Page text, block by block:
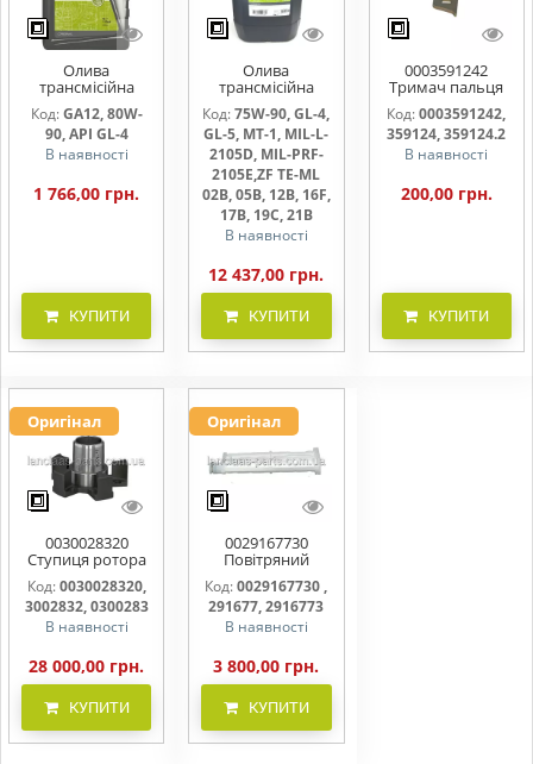
Олива
трансмісійна
AGRISHIFT GA12 5
л
Код:GA12, 80W-
90, API GL-4
В наявності
1 766,00 грн.
КУПИТИ
Олива
трансмісійна
AGRISHIFT SYN FE
75W90 20л
Код: 75W-90, GL-4,
GL-5, MT-1, MIL-L-
2105D, MIL-PRF-
2105E,ZF TE-ML
02B, 05B, 12B, 16F,
17B, 19C, 21B
В наявності
12 437,00 грн.
КУПИТИ
0003591242
Тримач пальця
жниварки
Код:0003591242,
359124, 359124.2
В наявності
200,00 грн.
КУПИТИ
Оригінал
0030028320
Ступиця ротора
CLAAS
Код:0030028320,
3002832, 0300283
В наявності
28 000,00 грн.
КУПИТИ
Оригінал
0029167730
Повітряний
фільтр бака
(фільтр AdBlue)
Код: 0029167730 ,
291677, 2916773
В наявності
3 800,00 грн.
КУПИТИ